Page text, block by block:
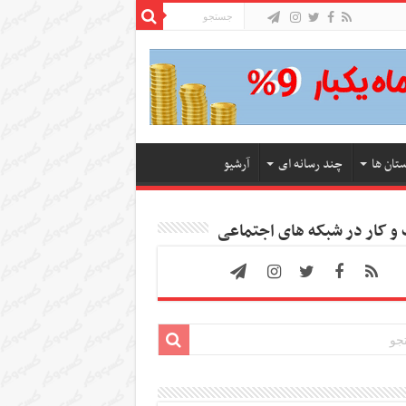
ها چند رسانه ای آرشیو
کار در شبکه های اجتماعی